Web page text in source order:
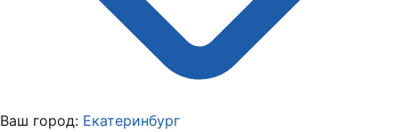
Ваш город: Екатеринбург